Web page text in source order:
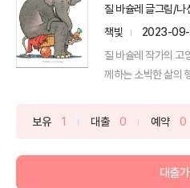
질 바슐레 글그림/나
책빛
2023-
질 바슐레 작가의 고
께하는 소박한 삶의
보유 1 대출 0 예약 0
대출